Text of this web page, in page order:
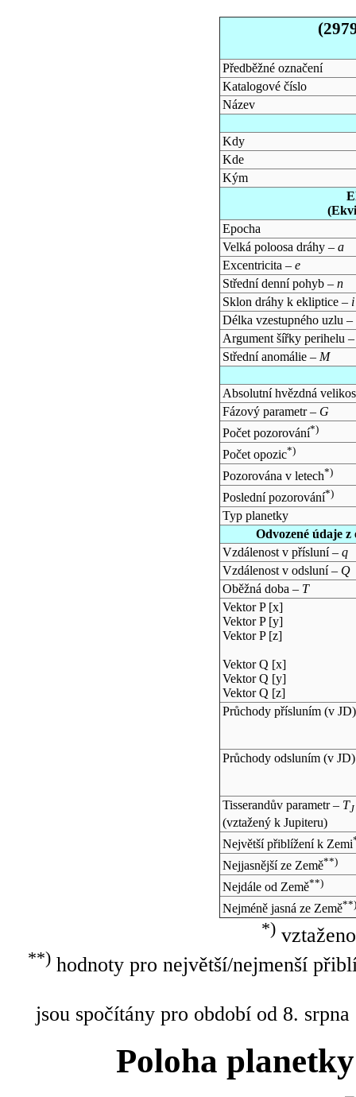
Předběžné označení
Katalogové číslo
Název
Kdy
Kde
Kým
Epocha
Velká poloosa dráhy – a
Excentricita – e
Střední denní pohyb – n
Sklon dráhy k ekliptice – i
Délka vzestupného uzlu –
Argument šířky perihelu
Střední anomálie – M
Absolutní hvězdná
Fázový parametr – G
Počet pozorování*)
Počet opozic*)
Pozorována v letech*)
Poslední pozorování*)
Typ planetky
Odvozené údaje
Vzdálenost v přísluní – q
Vzdálenost v odsluní – Q
Oběžná doba – T
Vektor P [x]
Vektor P [y]
Vektor P [z]
Vektor Q [x]
Vektor Q [y]
Vektor Q [z]
Průchody přísluním (v JD)
Průchody odsluním (v JD)
Tisserandův parametr – TJ
(vztažený k Jupiteru)
Největší přiblížení k Zemi
Nejjasnější ze Země**)
Nejdále od Země**)
Nejméně jasná ze Země**)
*)
**)hodnoty pro největší/nejmenší
jsou spočítány pro období od 8.
Poloha